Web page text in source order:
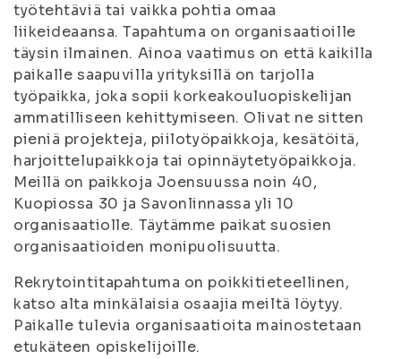
työtehtäviä tai vaikka pohtia omaa
liikeideaansa. Tapahtuma on organisaatioille
täysin ilmainen. Ainoa vaatimus on että kaikilla
paikalle saapuvilla yrityksillä on tarjolla
työpaikka, joka sopii korkeakouluopiskelijan
ammatilliseen kehittymiseen. Olivat ne sitten
pieniä projekteja, piilotyöpaikkoja, kesätöitä,
harjoittelupaikkoja tai opinnäytetyöpaikkoja.
Meillä on paikkoja Joensuussa noin 40,
Kuopiossa 30 ja Savonlinnassa yli 10
organisaatiolle. Täytämme paikat suosien
organisaatioiden monipuolisuutta.
Rekrytointitapahtuma on poikkitieteellinen,
katso alta minkälaisia osaajia meiltä löytyy.
Paikalle tulevia organisaatioita mainostetaan
etukäteen opiskelijoille.